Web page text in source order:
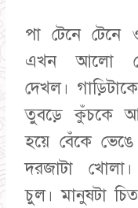
পা টেনে টেনে
এখন আলো
দেখল।
তুবড়ে কুঁচকে
হয়ে বেঁকে
দরজাটা
চুল। মানুষটা